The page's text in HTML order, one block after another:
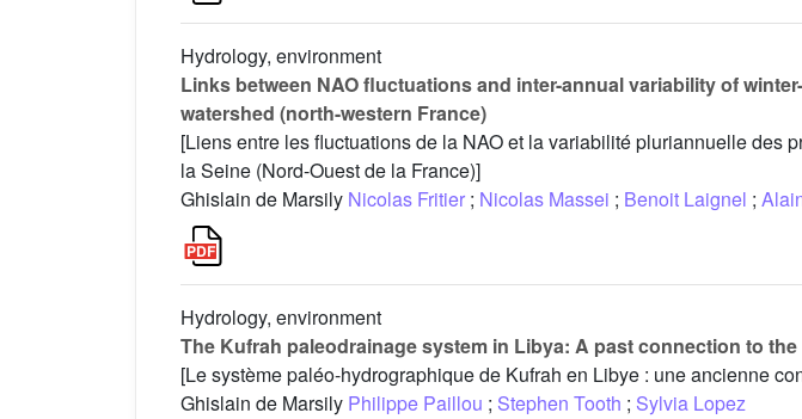
Hydrology, environment
Links between NAO fluctuations and inter-annual variability of
watershed (north-western France)
[Liens entre les fluctuations de la NAO et la variabilité pluriannuelle des
la Seine (Nord-Ouest de la France)]
Ghislain de Marsily Nicolas Fritier ; Nicolas Massei ; Benoit Laignel ;
Hydrology, environment
The Kufrah paleodrainage system in Libya: A past connection to the
[Le système paléo-hydrographique de Kufrah en Libye : une ancienne
Ghislain de Marsily Philippe Paillou ; Stephen Tooth ; Sylvia Lopez